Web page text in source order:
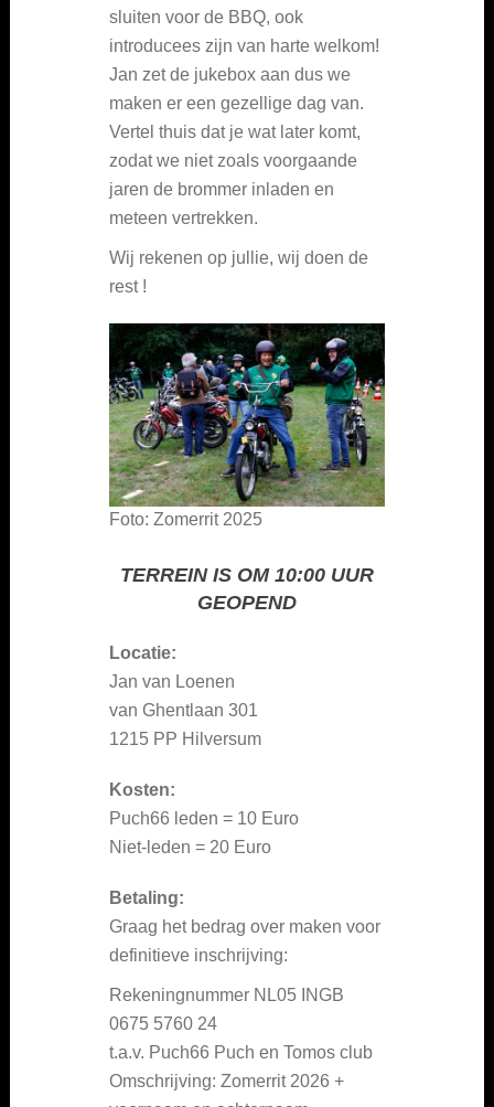
sluiten voor de BBQ, ook
introducees zijn van harte welkom!
Jan zet de jukebox aan dus we
maken er een gezellige dag van.
Vertel thuis dat je wat later komt,
zodat we niet zoals voorgaande
jaren de brommer inladen en
meteen vertrekken.
Wij rekenen op jullie, wij doen de
rest !
Foto: Zomerrit 2025
TERREIN IS OM 10:00 UUR
GEOPEND
Locatie:
Jan van Loenen
van Ghentlaan 301
1215 PP Hilversum
Kosten:
Puch66 leden = 10 Euro
Niet-leden = 20 Euro
Betaling:
Graag het bedrag over maken voor
definitieve inschrijving:
Rekeningnummer NL05 INGB
0675 5760 24
t.a.v. Puch66 Puch en Tomos club
Omschrijving: Zomerrit 2026 +